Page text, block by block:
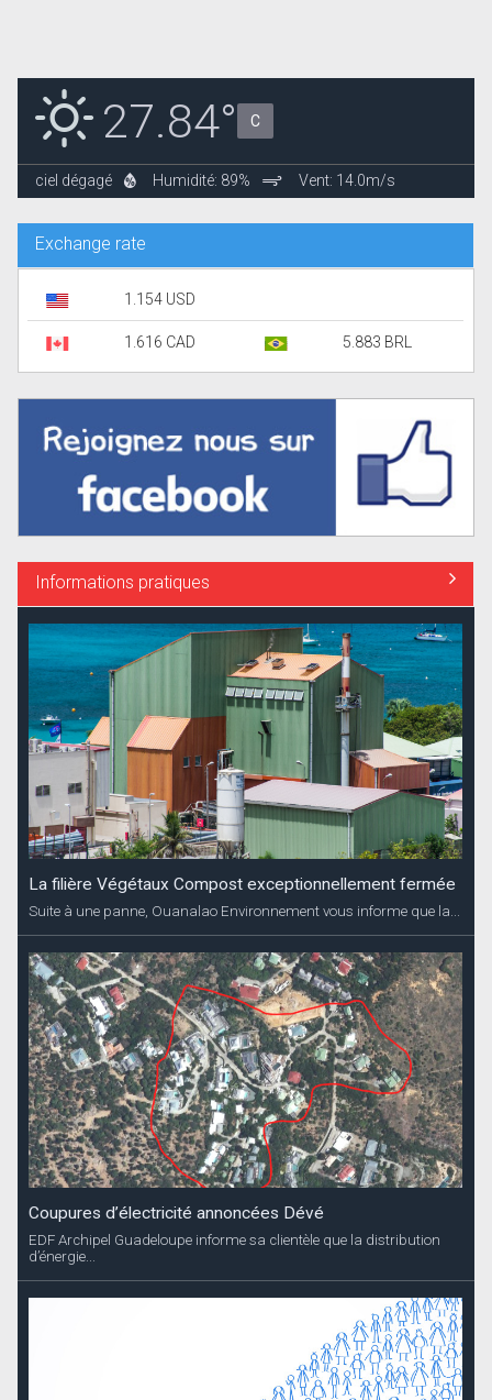
27.84° C
ciel dégagé Humidité: 89% Vent: 14.0m/s
Exchange rate
1.154 USD
1.616 CAD 5.883 BRL
Informations pratiques
La filière Végétaux Compost exceptionnellement fermée
Suite à une panne, Ouanalao Environnement vous informe que la...
Coupures d’électricité annoncées Dévé
EDF Archipel Guadeloupe informe sa clientèle que la distribution
d’énergie...